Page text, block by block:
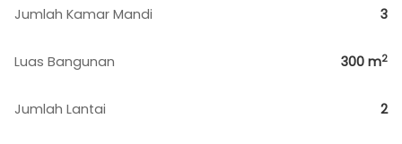
Jumlah Kamar Mandi 3
Luas Bangunan 300 m2
Jumlah Lantai 2